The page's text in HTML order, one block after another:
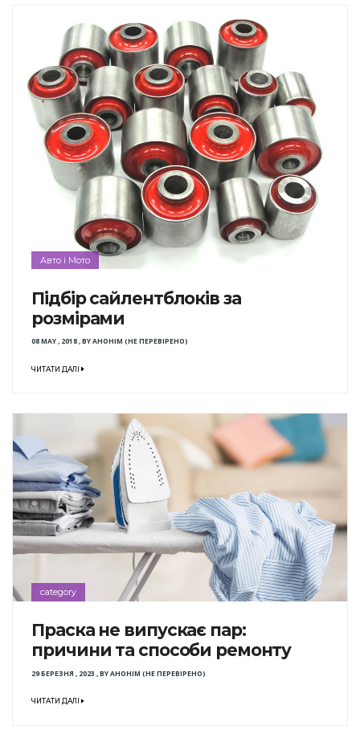
Авто і Мото
Підбір сайлентблоків за
розмірами
08 MAY , 2018,BYАНОНІМ (НЕ ПЕРЕВІРЕНО)
ЧИТАТИ ДАЛІ
category
Праска не випускає пар:
причини та способи ремонту
29 БЕРЕЗНЯ , 2023 ,BYАНОНІМ (НЕ ПЕРЕВІРЕНО)
ЧИТАТИ ДАЛІ